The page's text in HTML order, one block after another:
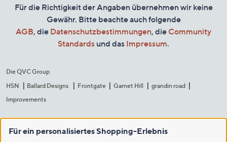
Für die Richtigkeit der Angaben übernehmen wir keine
Gewähr. Bitte beachte auch folgende
AGB, die Datenschutzbestimmungen, die Community
Standards und das Impressum.
Die QVC Group
HSN
Ballard Designs Frontgate Garnet Hill
grandin road
Improvements
Für ein personalisiertes Shopping-Erlebnis